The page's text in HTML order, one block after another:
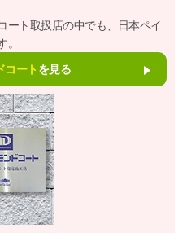
ート取扱店の中でも、日本ペイ
コート を見る